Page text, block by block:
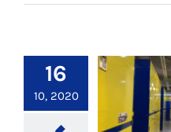
16
10, 2020